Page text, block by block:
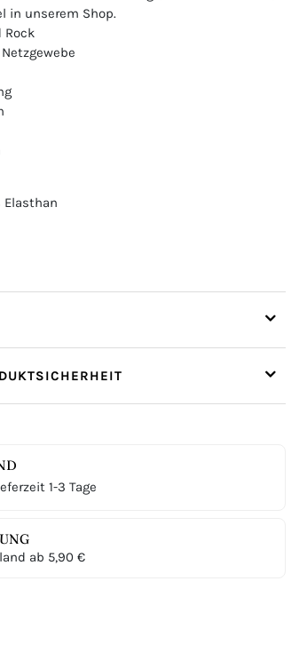
in unserem Shop.
Rock
Elasthan
1-3 Tage
ab 5,90 €